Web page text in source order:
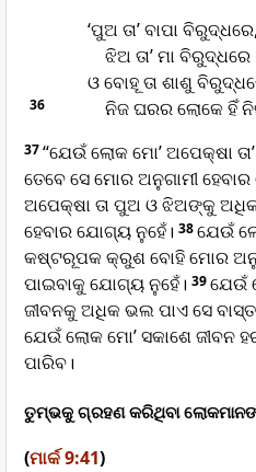
‘ପୁଅ ତା’ ବାପା ବିରୁଦ୍ଧରେ,
ଝିଅ ତା’ ମା ବିରୁଦ୍ଧରେ
ଓ ବୋହୂ ତା ଶାଶୁ
36 ନିଜ ଘରର ଲୋକେ ହିଁ
37“ଯେଉଁ ଲୋକ ମୋ’ ଅପେକ୍ଷା
ତେବେ ସେ ମୋର ଅନୁଗାମୀ
ଅପେକ୍ଷା ତା ପୁଅ ଓ ଝିଅଙ୍କୁ
ହେବାର ଯୋଗ୍ୟ ନୁହେଁ। 38ଯେଉଁ
କଷ୍ଟରୂପକ କ୍ରୁଶ ବୋହି ମୋର
ପାଇବାକୁ ଯୋଗ୍ୟ ନୁହେଁ। 39ଯେଉଁ
ଜୀବନକୁ ଅଧିକ ଭଲ ପାଏ ସେ
ଯେଉଁ ଲୋକ ମୋ’ ସକାଶେ ଜୀବନ
ପାରିବ।
ତୁମ୍ଭକୁ ଗ୍ରହଣ କରିଥିବା
(ମାର୍କ 9:41)